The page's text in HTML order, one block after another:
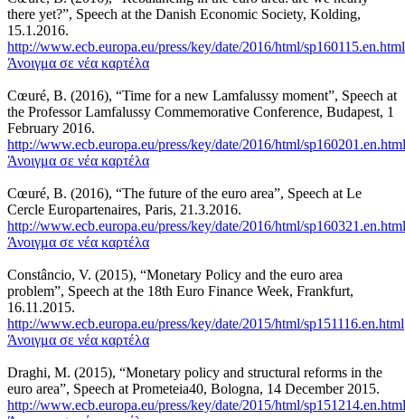
there yet?”, Speech at the Danish Economic Society, Kolding,
15.1.2016.
http://www.ecb.europa.eu/press/key/date/2016/html/sp160115.en.html
Άνοιγμα σε νέα καρτέλα
Cœuré, B. (2016), “Time for a new Lamfalussy moment”, Speech at
the Professor Lamfalussy Commemorative Conference, Budapest, 1
February 2016.
http://www.ecb.europa.eu/press/key/date/2016/html/sp160201.en.html
Άνοιγμα σε νέα καρτέλα
Cœuré, B. (2016), “The future of the euro area”, Speech at Le
Cercle Europartenaires, Paris, 21.3.2016.
http://www.ecb.europa.eu/press/key/date/2016/html/sp160321.en.html
Άνοιγμα σε νέα καρτέλα
Constâncio, V. (2015), “Monetary Policy and the euro area
problem”, Speech at the 18th Euro Finance Week, Frankfurt,
16.11.2015.
http://www.ecb.europa.eu/press/key/date/2015/html/sp151116.en.html
Άνοιγμα σε νέα καρτέλα
Draghi, M. (2015), “Monetary policy and structural reforms in the
euro area”, Speech at Prometeia40, Bologna, 14 December 2015.
http://www.ecb.europa.eu/press/key/date/2015/html/sp151214.en.html